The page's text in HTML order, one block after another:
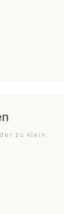
zu klein.